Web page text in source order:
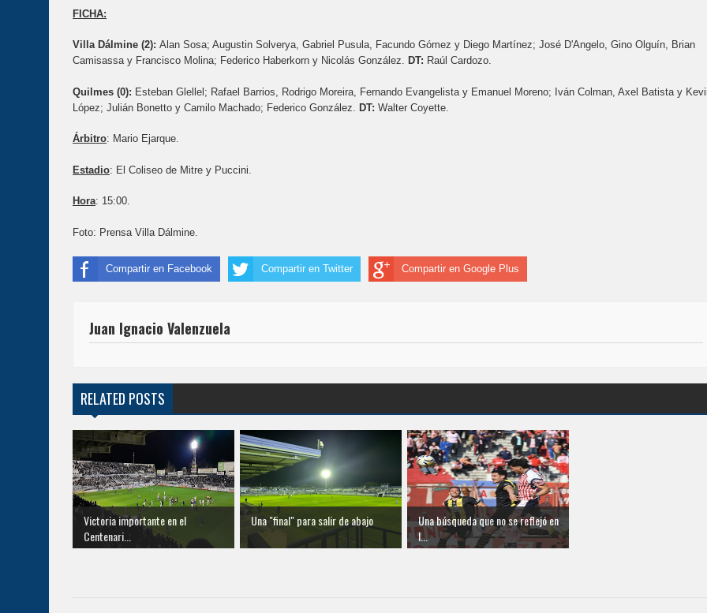
FICHA:
Villa Dálmine (2): Alan Sosa; Augustin Solverya, Gabriel Pusula, Facundo Gómez y Diego Martínez; José D'Angelo, Gino Olguín, Brian
Camisassa y Francisco Molina; Federico Haberkorn y Nicolás González. DT: Raúl Cardozo.
Quilmes (0): Esteban Glellel; Rafael Barrios, Rodrigo Moreira, Fernando Evangelista y Emanuel Moreno; Iván Colman, Axel Batista y
López; Julián Bonetto y Camilo Machado; Federico González. DT: Walter Coyette.
Árbitro: Mario Ejarque.
Estadio: El Coliseo de Mitre y Puccini.
Hora: 15:00.
Foto: Prensa Villa Dálmine.
Compartir en Facebook Compartir en Twitter Compartir en Google Plus
Juan Ignacio Valenzuela
RELATED POSTS
Victoria importante en el
Centenari...
Una "final" para salir de abajo
Una búsqueda que no se reflejó en
l...